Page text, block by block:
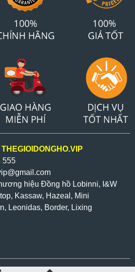
555
@gmail.com
hiệu Đồng hồ Lobinni, I&W
Kassaw, Hazeal, Mini
Leonidas, Border, Lixing